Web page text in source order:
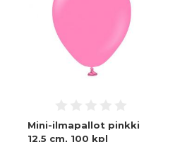
Mini-ilmapallot pinkki
12,5 cm, 100 kpl